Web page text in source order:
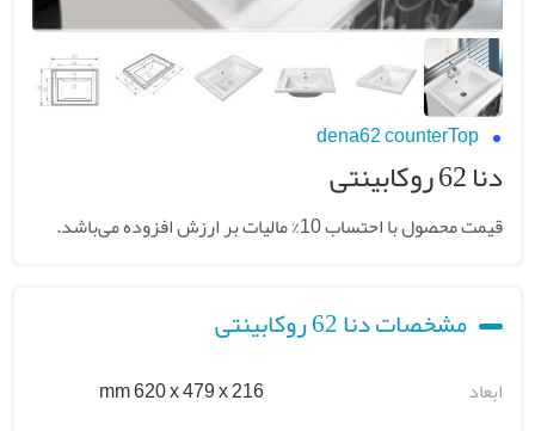
dena62 counterTop
دنا 62 روکابینتی
قیمت محصول با احتساب 10% مالیات بر ارزش افزوده می‌باشد.
مشخصات دنا 62 روکابینتی
ابعاد
mm 620 x 479 x 216